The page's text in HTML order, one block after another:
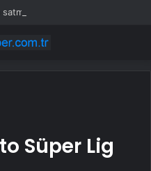
söyledi
Süper Lig